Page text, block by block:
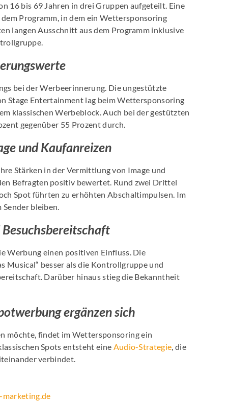
16 bis 69 Jahren in drei Gruppen aufgeteilt. Eine
Programm, in dem ein Wettersponsoring
langen Ausschnitt aus dem Programm inklusive
bei der Werbeerinnerung. Die ungestützte
Stage Entertainment lag beim Wettersponsoring
klassischen Werbeblock. Auch bei der gestützten
gegenüber 55 Prozent durch.
und Kaufanreizen
Stärken in der Vermittlung von Image und
Befragten positiv bewertet. Rund zwei Drittel
Spot führten zu erhöhten Abschaltimpulsen. Im
bleiben.
Werbung einen positiven Einfluss. Die
Musical“ besser als die Kontrollgruppe und
Darüber hinaus stieg die Bekanntheit
ergänzen sich
möchte, findet im Wettersponsoring ein
Spots entsteht eine Audio-Strategie, die
verbindet.
marketing.de